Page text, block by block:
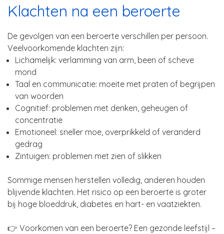
Klachten na een beroerte
De gevolgen van een beroerte verschillen per persoon.
Veelvoorkomende klachten zijn:
Lichamelijk: verlamming van arm, been of scheve
mond
Taal en communicatie: moeite met praten of begrijpen
van woorden
Cognitief: problemen met denken, geheugen of
concentratie
Emotioneel: sneller moe, overprikkeld of veranderd
gedrag
Zintuigen: problemen met zien of slikken
Sommige mensen herstellen volledig, anderen houden
blijvende klachten. Het risico op een beroerte is groter
bij hoge bloeddruk, diabetes en hart- en vaatziekten.
👉 Voorkomen van een beroerte? Een gezonde leefstijl –